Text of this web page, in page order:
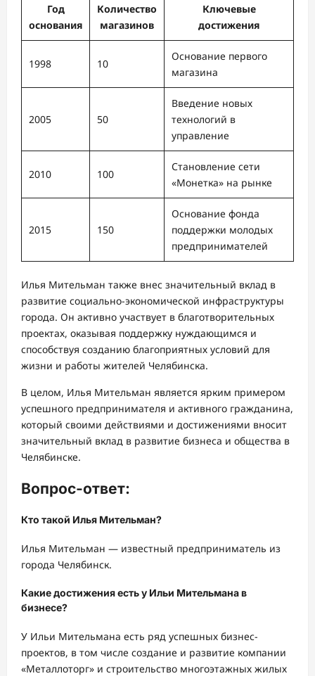
Год
основания
Количество
магазинов
Ключевые
достижения
1998 10
Основание первого
магазина
2005 50
Введение новых
технологий в
управление
2010 100
Становление сети
«Монетка» на рынке
2015 150
Основание фонда
поддержки молодых
предпринимателей
Илья Мительман также внес значительный вклад в
развитие социально-экономической инфраструктуры
города. Он активно участвует в благотворительных
проектах, оказывая поддержку нуждающимся и
способствуя созданию благоприятных условий для
жизни и работы жителей Челябинска.
В целом, Илья Мительман является ярким примером
успешного предпринимателя и активного гражданина,
который своими действиями и достижениями вносит
значительный вклад в развитие бизнеса и общества в
Челябинске.
Вопрос-ответ:
Кто такой Илья Мительман?
Илья Мительман — известный предприниматель из
города Челябинск.
Какие достижения есть у Ильи Мительмана в
бизнесе?
У Ильи Мительмана есть ряд успешных бизнес-
проектов, в том числе создание и развитие компании
«Металлоторг» и строительство многоэтажных жилых